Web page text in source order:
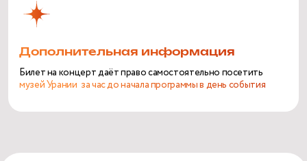
Дополнительная информация
Билет на концерт даёт право самостоятельно посетить
музей Урании за час до начала программы в день события